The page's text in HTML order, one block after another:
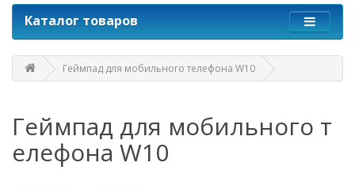
Каталог товаров
Геймпад для мобильного телефона W10
Геймпад для мобильного т
елефона W10